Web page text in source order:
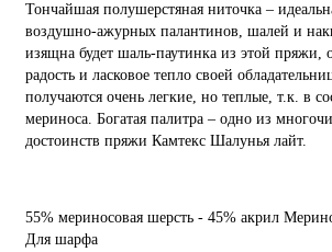
Тончайшая полушерстяная ниточка –
воздушно-ажурных палантинов, шалей и
изящна будет шаль-паутинка из этой пряжи,
радость и ласковое тепло своей
получаются очень легкие, но теплые, т.к. в
мериноса. Богатая палитра – одно из
достоинств пряжи Камтекс Шалунья лайт.
55% мериносовая шерсть - 45% акрил
Для шарфа